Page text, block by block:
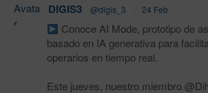
Avata
r
DIGIS3 @digis_3 · 24 Feb
Conoce AI Mode, prototipo de
basado en IA generativa para
operarios en tiempo real.
Este jueves, nuestro miembro